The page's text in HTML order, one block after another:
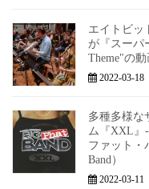
エイトビッ
が『スーパ
Theme"の
2022-03-18
多種多様な
ム『XXL』
ファット・
Band）
2022-03-11